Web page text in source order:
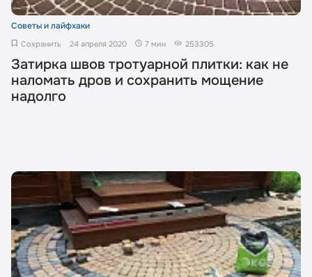
Советы и лайфхаки
Сохранить 24 апреля 2020 7 мин 253305
Затирка швов тротуарной плитки: как не
наломать дров и сохранить мощение
надолго